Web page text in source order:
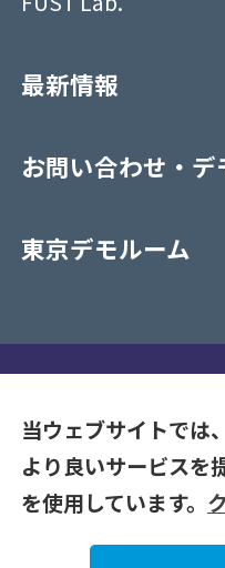
最新情報
お問い合わせ・
東京デモルーム
Reserve.
当ウェブサイトでは
より良いサービスを
を使用しています。